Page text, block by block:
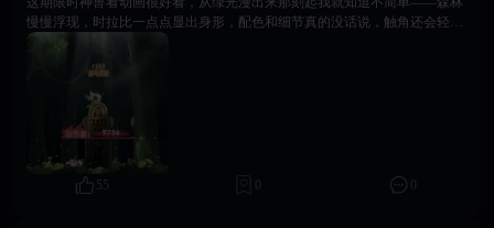
慢慢浮现，时拉比一点点显出身形，配色和细节真的没话说，触角还会轻轻
空扭曲的那种蓝光，草木跟着生长蔓延的样子，完全就是“森林守护神”本
神！整体又温柔又有力量感，和时拉比的设定百分百契合！动画不长但每一
帧都精致，真的能感觉到它是从另一个时空飞过来的😭 本来抽到就已经很
开心了，这个动画直接让我循环看了好几遍！
55 0 0